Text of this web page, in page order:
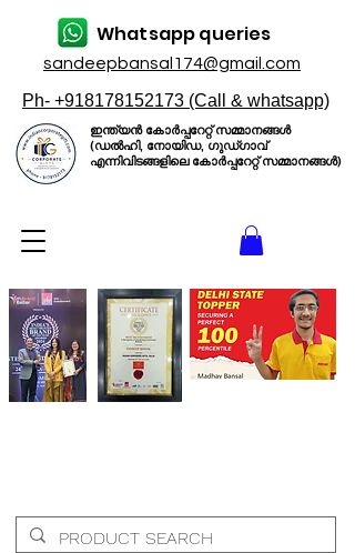
sandeepbansal174@gmail.com
Whatsapp queries
Ph- +918178152173 (Call & whatsapp)
ഇന്ത്യൻ കോർപ്പറേറ്റ് സമ്മാനങ്ങൾ
(ഡൽഹി, നോയിഡ, ഗുഡ്ഗാവ്
എന്നിവിടങ്ങളിലെ കോർപ്പറേറ്റ് സമ്മാനങ്ങൾ)